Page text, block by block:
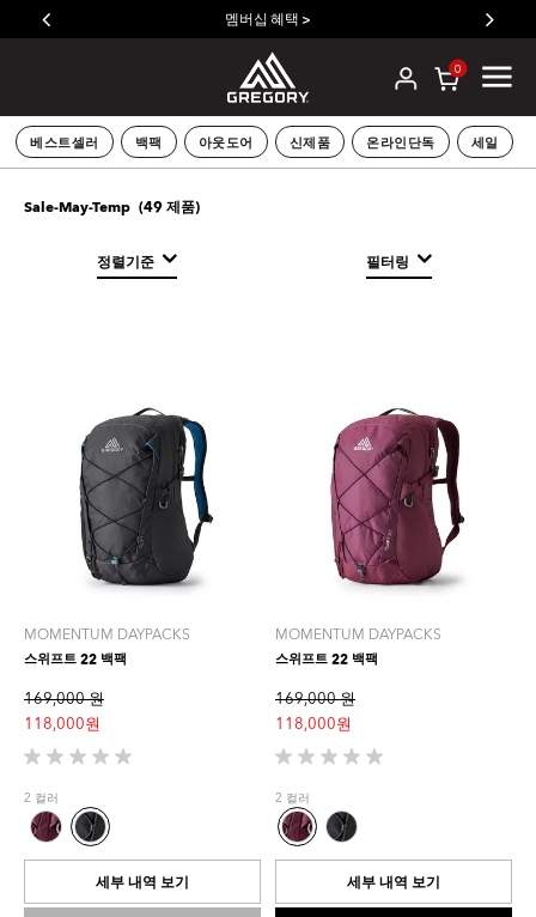
멤버십 혜택 >
0
베스트셀러 백팩 아웃도어 신제품 온라인단독 세일
Sale-May-Temp (49제품)
정렬기준 필터링
MOMENTUM DAYPACKS
스위프트 22 백팩
169,000 원
118,000 원
별
5
개
중
0.0
입
2 컬러
세부 내역 보기
MOMENTUM DAYPACKS
스위프트 22 백팩
169,000 원
118,000 원
별
5
개
중
0.0
입
2 컬러
세부 내역 보기